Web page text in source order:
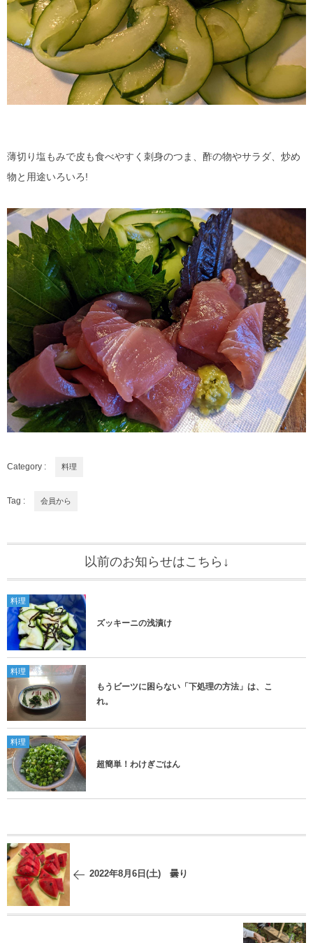
薄切り塩もみで皮も食べやすく刺身のつま、酢の物やサラダ、炒め
物と用途いろいろ!
Category : 料理
Tag : 会員から
以前のお知らせはこちら↓
料理
ズッキーニの浅漬け
料理
もうビーツに困らない「下処理の方法」は、こ
れ。
料理
超簡単！わけぎごはん
2022年8月6日(土) 曇り